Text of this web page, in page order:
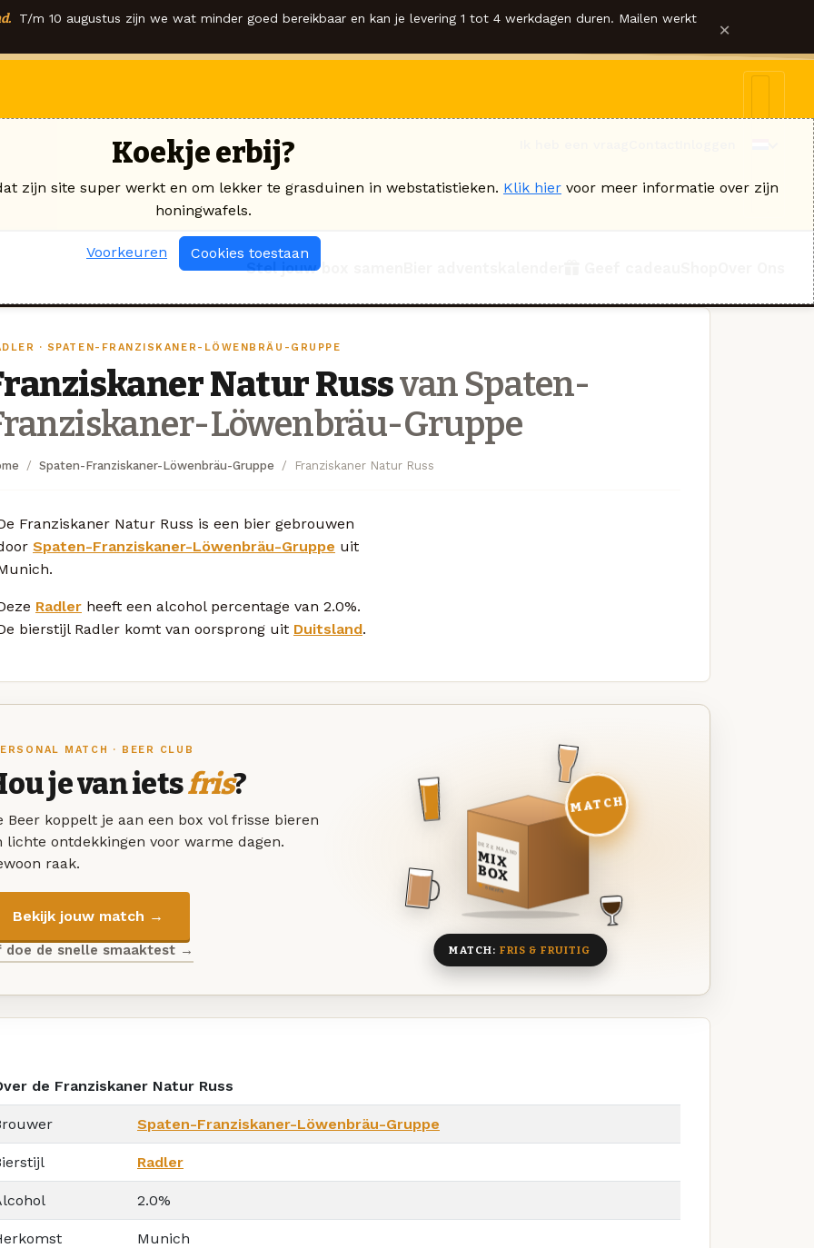
T/m 10 augustus zijn we wat minder goed bereikbaar en kan je levering 1 tot 4 werkdagen duren. Mailen werkt ×
Stel jouw box samen
· SPATEN-FRANZISKANER-LÖWENBRÄU-GRUPPE
Natur Russvan Spaten-
Löwenbräu-Gruppe
Spaten-Franziskaner-Löwenbräu-Gruppe Franziskaner Natur Russ
Franziskaner Natur Russ is een bier gebrouwen
Spaten-Franziskaner-Löwenbräu-Gruppe uit
Radler heeft een alcohol percentage van 2.0%.
bierstijl Radler komt van oorsprong uit Duitsland.
MATCH · BEER CLUB
je van ietsfris?
Beer koppelt je aan een box vol frisse bieren
lichte ontdekkingen voor warme dagen.
raak.
Bekijk jouw match →
doe de snelle smaaktest →
DEZE MAAND
MIX
BOX
8 BIEREN
MATCH
MATCH: FRIS & FRUITIG
de Franziskaner Natur Russ
Spaten-Franziskaner-Löwenbräu-Gruppe
Radler
2.0%
Munich
Koekje erbij?
zijn site super werkt en om lekker te grasduinen in webstatistieken. Klik hier voor meer informatie over zijn
honingwafels.
Voorkeuren Cookies toestaan